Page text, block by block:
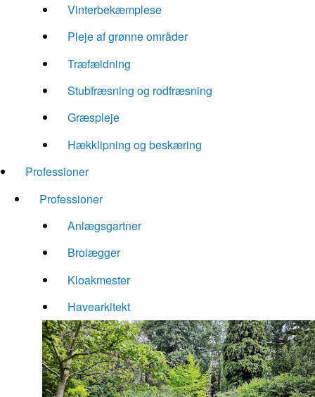
Vinterbekæmplese
Pleje af grønne områder
Træfældning
Stubfræsning og rodfræsning
Græspleje
Hækklipning og beskæring
Professioner
Professioner
Anlægsgartner
Brolægger
Kloakmester
Havearkitekt